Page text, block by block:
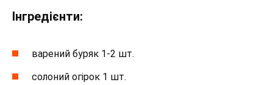
Інгредієнти:
варений буряк 1-2 шт.
солоний огірок 1 шт.